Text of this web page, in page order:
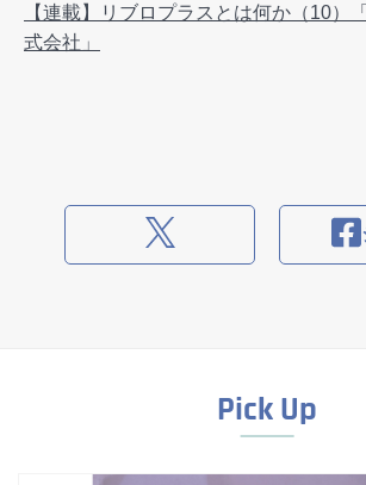
【連載】リブロプラスとは何か（10）
式会社」
Pick Up